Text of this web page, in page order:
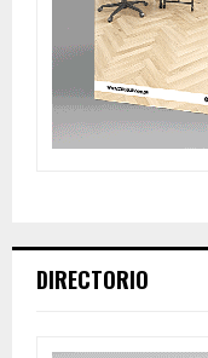
DIRECTORIO